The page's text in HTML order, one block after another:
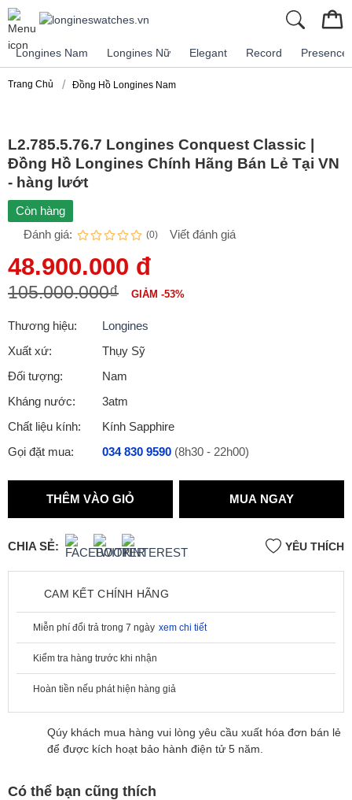
Longines Nam Longines Nữ Elegant Record Presence
Trang Chủ Đồng Hồ Longines Nam
L2.785.5.76.7 Longines Conquest Classic |
Đồng Hồ Longines Chính Hãng Bán Lẻ Tại VN
- hàng lướt
Còn hàng
Đánh giá:
(0) Viết đánh giá
48.900.000 đ
105.000.000₫ GIẢM -53%
Thương hiệu:
Longines
Xuất xứ:
Thụy Sỹ
Đối tượng:
Nam
Kháng nước:
3atm
Chất liệu kính:
Kính Sapphire
Gọi đặt mua:
034 830 9590 (8h30 - 22h00)
THÊM VÀO GIỎ MUA NGAY
CHIA SẺ: YÊU THÍCH
CAM KẾT CHÍNH HÃNG
Miễn phí đổi trả trong 7 ngày xem chi tiết
Kiểm tra hàng trước khi nhận
Hoàn tiền nếu phát hiện hàng giả
Qúy khách mua hàng vui lòng yêu cầu xuất hóa đơn bán lẻ
để được kích hoạt bảo hành điện tử 5 năm.
Có thể bạn cũng thích